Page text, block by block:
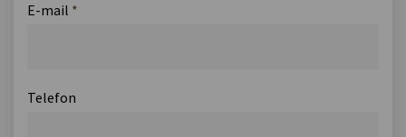
E-mail *
Telefon